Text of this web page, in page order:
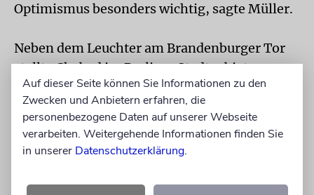
Optimismus besonders wichtig, sagte Müller.
Neben dem Leuchter am Brandenburger Tor
stellte Chabad im Berliner Stadtgebiet 25
weitere Chanukka-Leuchter auf. Wegen der
Corona-Pandemie fand die Feier dieses Jahr
ohne Publikum statt und wurde auf der
Facebook- und Youtube-Seite des
Auf dieser Seite können Sie Informationen zu den
Zwecken und Anbietern erfahren, die
personenbezogene Daten auf unserer Webseite
verarbeiten. Weitergehende Informationen finden Sie
in unserer Datenschutzerklärung.